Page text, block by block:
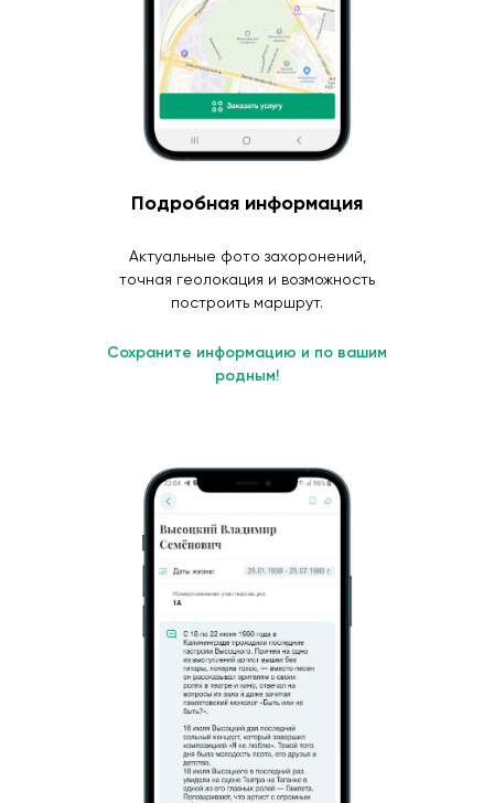
Подробная информация
Актуальные фото захоронений,
точная геолокация и возможность
построить маршрут.
Сохраните информацию и по вашим
родным!